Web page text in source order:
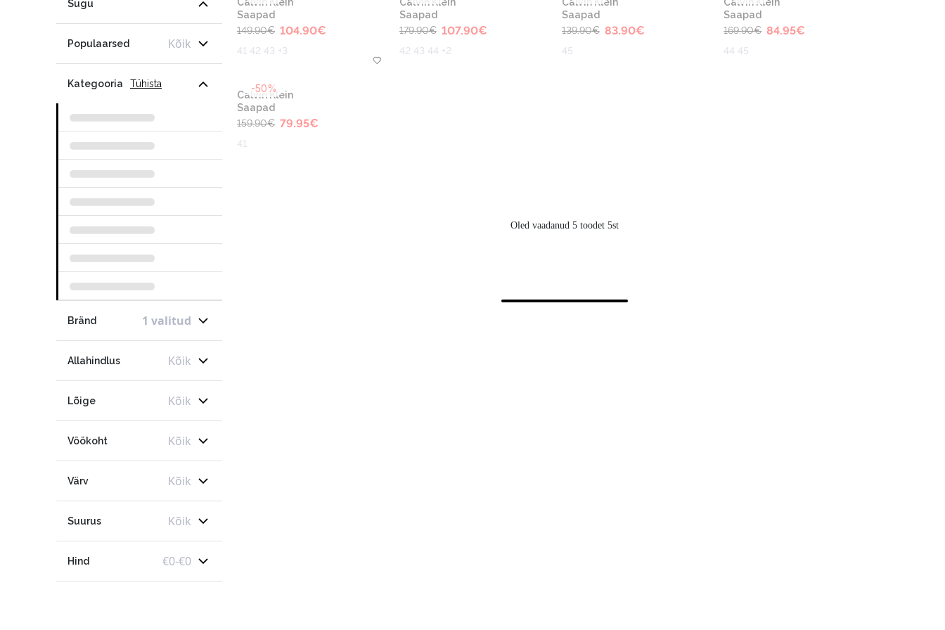
Sugu
Populaarsed Kõik
Kategooria Tühista
Bränd 1 valitud
Allahindlus Kõik
Lõige Kõik
Vöökoht Kõik
Värv Kõik
Suurus Kõik
Hind €0-€0
Saapad
149.90€ 104.90€
41 42 43 +3
Saapad
179.90€ 107.90€
42 43 44 +2
Saapad
139.90€ 83.90€
45
Saapad
169.90€ 84.95€
44 45
-50%
Calvin Klein
Saapad
159.90€ 79.95€
41
Oled vaadanud 5 toodet 5st